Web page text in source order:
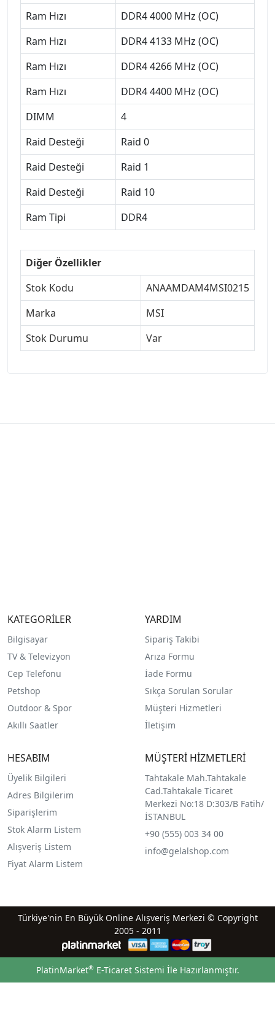
Ram Hızı
DDR4 4000 MHz (OC)
Ram Hızı
DDR4 4133 MHz (OC)
Ram Hızı
DDR4 4266 MHz (OC)
Ram Hızı
DDR4 4400 MHz (OC)
DIMM
4
Raid Desteği
Raid 0
Raid Desteği
Raid 1
Raid Desteği
Raid 10
Ram Tipi
DDR4
Diğer Özellikler
Stok Kodu
ANAAMDAM4MSI0215
Marka
MSI
Stok Durumu
Var
KATEGORİLER
Bilgisayar
TV & Televizyon
Cep Telefonu
Petshop
Outdoor & Spor
Akıllı Saatler
YARDIM
Sipariş Takibi
Arıza Formu
İade Formu
Sıkça Sorulan Sorular
Müşteri Hizmetleri
İletişim
HESABIM
Üyelik Bilgileri
Adres Bilgilerim
Siparişlerim
Stok Alarm Listem
Alışveriş Listem
Fiyat Alarm Listem
MÜŞTERİ HİZMETLERİ
Tahtakale Mah.Tahtakale
Cad.Tahtakale Ticaret
Merkezi No:18 D:303/B Fatih/
İSTANBUL
+90 (555) 003 34 00
info@gelalshop.com
Türkiye'nin En Büyük Online Alışveriş Merkezi © Copyright
2005 - 2011
PlatinMarket®E-Ticaret Sistemi İle Hazırlanmıştır.